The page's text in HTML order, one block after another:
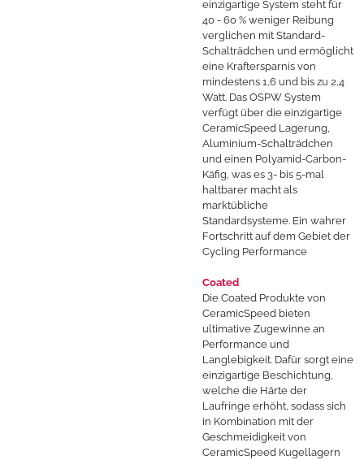
einzigartige System steht für
40 - 60 % weniger Reibung
verglichen mit Standard-
Schalträdchen und ermöglicht
eine Kraftersparnis von
mindestens 1,6 und bis zu 2,4
Watt. Das OSPW System
verfügt über die einzigartige
CeramicSpeed Lagerung,
Aluminium-Schalträdchen
und einen Polyamid-Carbon-
Käfig, was es 3- bis 5-mal
haltbarer macht als
marktübliche
Standardsysteme. Ein wahrer
Fortschritt auf dem Gebiet der
Cycling Performance
Coated
Die Coated Produkte von
CeramicSpeed bieten
ultimative Zugewinne an
Performance und
Langlebigkeit. Dafür sorgt eine
einzigartige Beschichtung,
welche die Härte der
Laufringe erhöht, sodass sich
in Kombination mit der
Geschmeidigkeit von
CeramicSpeed Kugellagern